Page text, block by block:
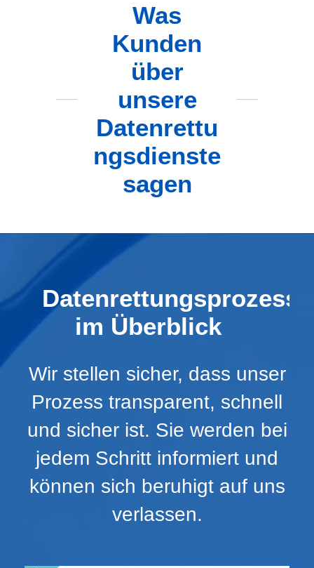
Was
Kunden
über
unsere
Datenrettu
ngsdienste
sagen
Datenrettungsprozess
im Überblick
Wir stellen sicher, dass unser
Prozess transparent, schnell
und sicher ist. Sie werden bei
jedem Schritt informiert und
können sich beruhigt auf uns
verlassen.